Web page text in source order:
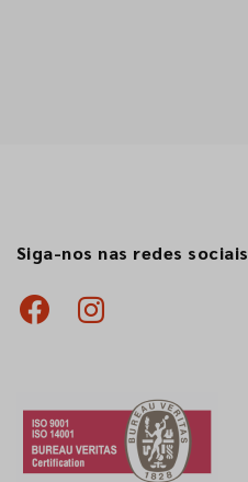
Siga-nos nas redes sociais